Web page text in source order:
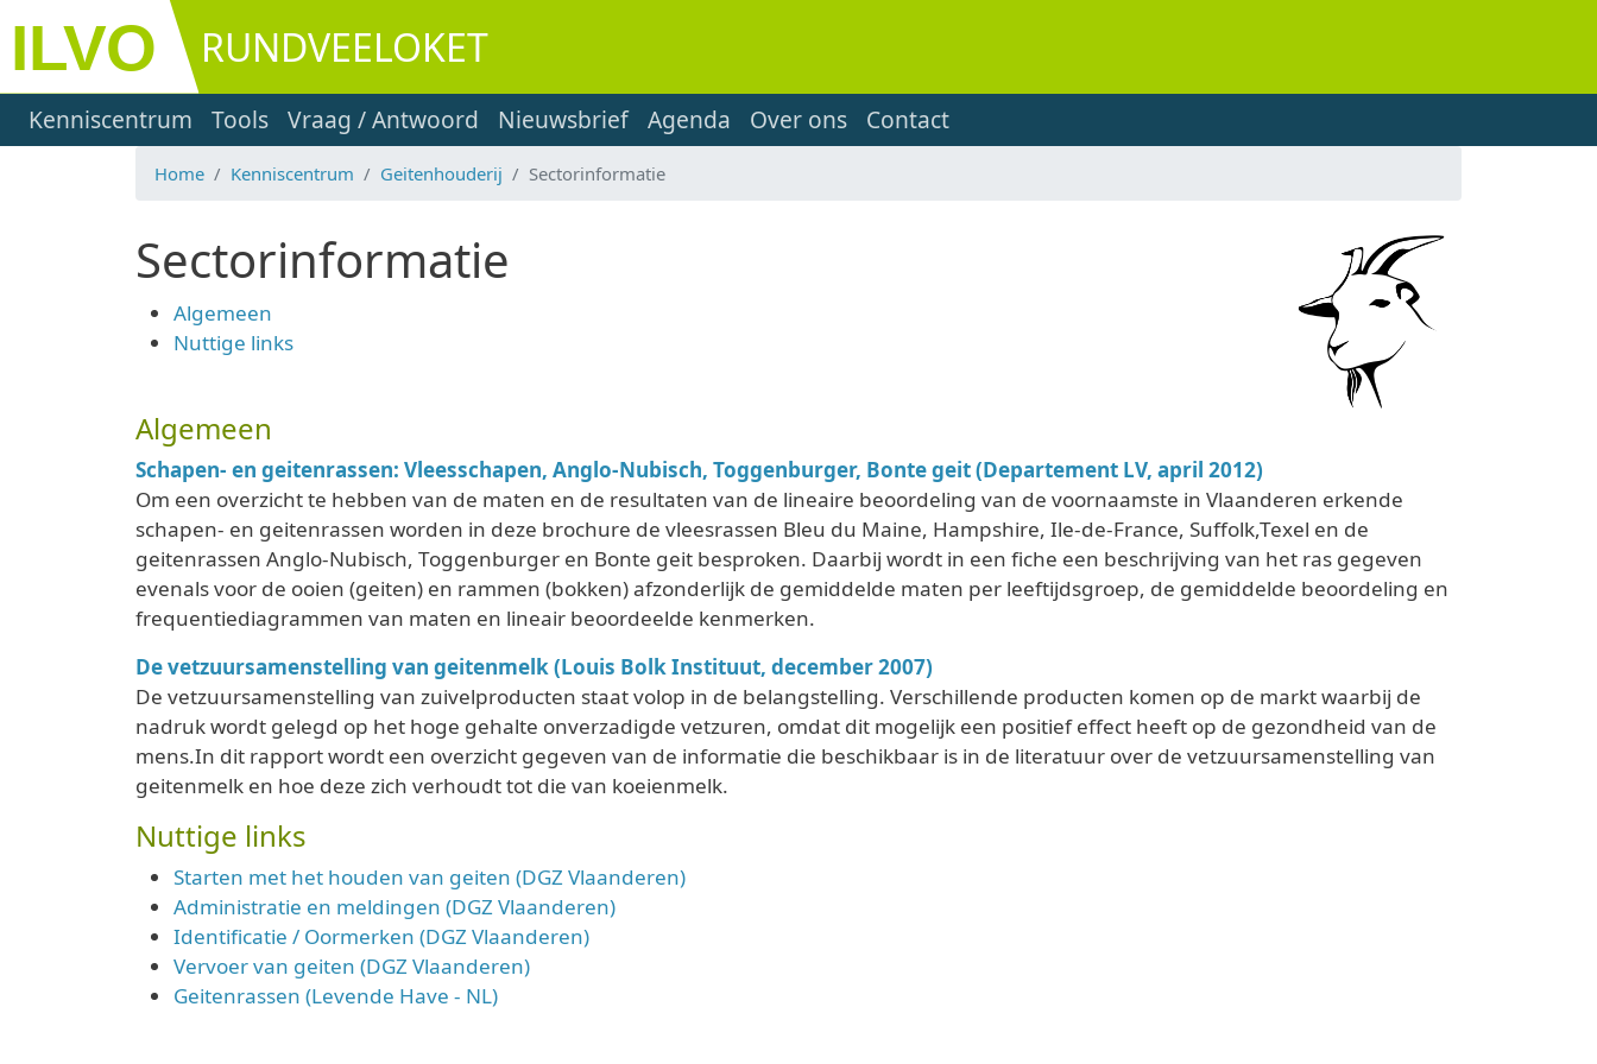
Overslaan en naar de inhoud gaan
RUNDVEELOKET
Main navigation
Kenniscentrum Tools Vraag / Antwoord Nieuwsbrief Agenda Over ons Contact
Home Kenniscentrum Geitenhouderij Sectorinformatie
Sectorinformatie
Algemeen
Nuttige links
Algemeen
Schapen- en geitenrassen: Vleesschapen, Anglo-Nubisch, Toggenburger, Bonte geit (Departement LV, april 2012)
Om een overzicht te hebben van de maten en de resultaten van de lineaire beoordeling van de voornaamste in Vlaanderen erkende
schapen- en geitenrassen worden in deze brochure de vleesrassen Bleu du Maine, Hampshire, Ile-de-France, Suffolk,Texel en de
geitenrassen Anglo-Nubisch, Toggenburger en Bonte geit besproken. Daarbij wordt in een fiche een beschrijving van het ras gegeven
evenals voor de ooien (geiten) en rammen (bokken) afzonderlijk de gemiddelde maten per leeftijdsgroep, de gemiddelde beoordeling en
frequentiediagrammen van maten en lineair beoordeelde kenmerken.
De vetzuursamenstelling van geitenmelk (Louis Bolk Instituut, december 2007)
De vetzuursamenstelling van zuivelproducten staat volop in de belangstelling. Verschillende producten komen op de markt waarbij de
nadruk wordt gelegd op het hoge gehalte onverzadigde vetzuren, omdat dit mogelijk een positief effect heeft op de gezondheid van de
mens.In dit rapport wordt een overzicht gegeven van de informatie die beschikbaar is in de literatuur over de vetzuursamenstelling van
geitenmelk en hoe deze zich verhoudt tot die van koeienmelk.
Nuttige links
Starten met het houden van geiten (DGZ Vlaanderen)
Administratie en meldingen (DGZ Vlaanderen)
Identificatie / Oormerken (DGZ Vlaanderen)
Vervoer van geiten (DGZ Vlaanderen)
Geitenrassen (Levende Have - NL)